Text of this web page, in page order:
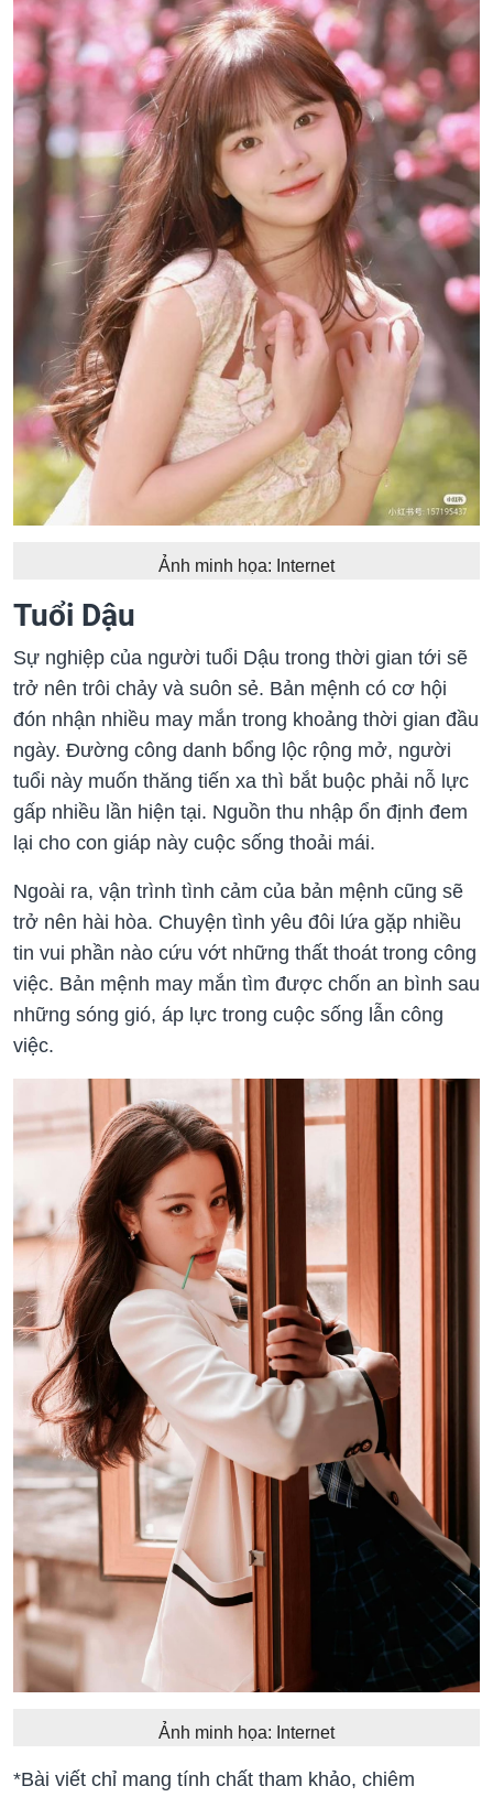
Ảnh minh họa: Internet
Tuổi Dậu
Sự nghiệp của người tuổi Dậu trong thời gian tới sẽ
trở nên trôi chảy và suôn sẻ. Bản mệnh có cơ hội
đón nhận nhiều may mắn trong khoảng thời gian đầu
ngày. Đường công danh bổng lộc rộng mở, người
tuổi này muốn thăng tiến xa thì bắt buộc phải nỗ lực
gấp nhiều lần hiện tại.‏ Nguồn thu nhập ổn định đem
lại cho con giáp này cuộc sống thoải mái.
Ngoài ra, vận trình tình cảm của bản mệnh cũng sẽ
trở nên hài hòa. Chuyện tình yêu đôi lứa gặp nhiều
tin vui phần nào cứu vớt những thất thoát trong công
việc. Bản mệnh may mắn tìm được chốn an bình sau
những sóng gió, áp lực trong cuộc sống lẫn công
việc.
Ảnh minh họa: Internet
*Bài viết chỉ mang tính chất tham khảo, chiêm